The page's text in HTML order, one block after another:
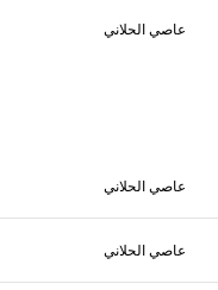
عاصي الحلاني
عاصي الحلاني
عاصي الحلاني